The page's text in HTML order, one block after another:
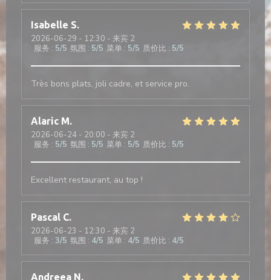
Isabelle S
2026-06-29 - 12:30 - 来宾 2
服务 : 5/5 氛围 : 5/5 菜单 : 5/5 质价比 : 5/5
Très bons plats, joli cadre, et service pro.
Alaric M
2026-06-24 - 20:00 - 来宾 2
服务 : 5/5 氛围 : 5/5 菜单 : 5/5 质价比 : 5/5
Excellent restaurant, au top !
Pascal C
2026-06-23 - 12:30 - 来宾 2
服务 : 3/5 氛围 : 4/5 菜单 : 4/5 质价比 : 4/5
Andreea N